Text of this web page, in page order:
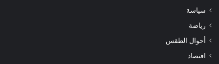
سياسة
رياضة
أحوال الطقس
اقتصاد